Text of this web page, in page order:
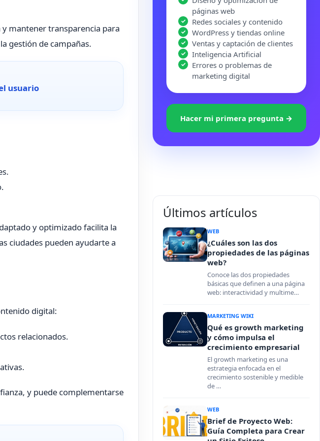
mantener transparencia para
gestión de campañas.
usuario
y optimizado facilita la
ciudades pueden ayudarte a
digital:
relacionados.
y puede complementarse
páginas web
Redes sociales y contenido
WordPress y tiendas online
Ventas y captación de clientes
Inteligencia Artificial
Errores o problemas de
marketing digital
Hacer mi primera pregunta →
Últimos artículos
WEB
¿Cuáles son las dos
propiedades de las páginas
web?
Conoce las dos propiedades
básicas que definen a una página
web: interactividad y multime…
MARKETING WIKI
Qué es growth marketing
y cómo impulsa el
crecimiento empresarial
El growth marketing es una
estrategia enfocada en el
crecimiento sostenible y medible
de …
WEB
Brief de Proyecto Web:
Guía Completa para Crear